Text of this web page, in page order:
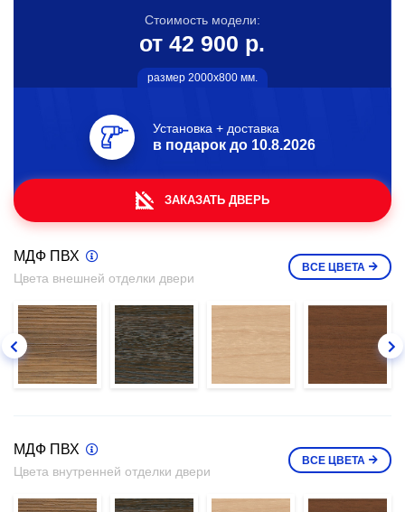
Стоимость модели:
от 42 900 р.
размер 2000х800 мм.
Установка + доставка
в подарок до 10.8.2026
ЗАКАЗАТЬ ДВЕРЬ
МДФ ПВХ
Цвета внешней отделки двери
ВСЕ ЦВЕТА
МДФ ПВХ
Цвета внутренней отделки двери
ВСЕ ЦВЕТА